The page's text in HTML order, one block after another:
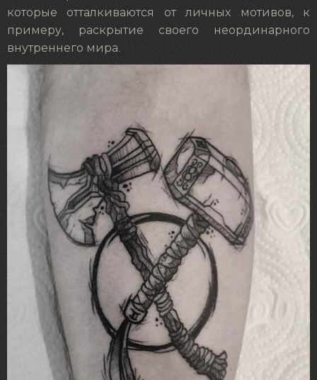
которые отталкиваются от личных мотивов, к
примеру, раскрытие своего неординарного
внутреннего мира.